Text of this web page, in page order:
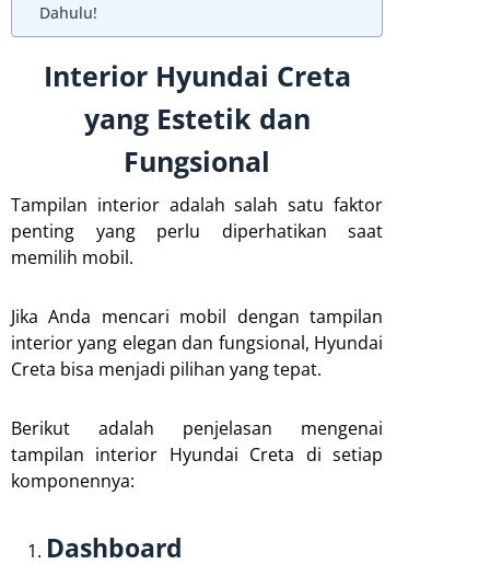
Dahulu!
Interior Hyundai Creta
yang Estetik dan
Fungsional
Tampilan interior adalah salah satu faktor
penting yang perlu diperhatikan saat
memilih mobil.
Jika Anda mencari mobil dengan tampilan
interior yang elegan dan fungsional, Hyundai
Creta bisa menjadi pilihan yang tepat.
Berikut adalah penjelasan mengenai
tampilan interior Hyundai Creta di setiap
komponennya:
Dashboard